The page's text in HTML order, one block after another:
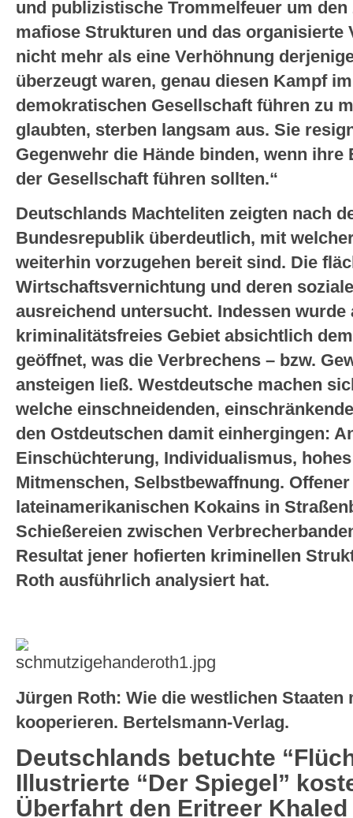
und publizistische Trommelfeuer um
mafiose Strukturen und das organisierte
nicht mehr als eine Verhöhnung
überzeugt waren, genau diesen Kampf
demokratischen Gesellschaft führen zu
glaubten, sterben langsam aus. Sie
Gegenwehr die Hände binden, wenn
der Gesellschaft führen sollten.“
Deutschlands Machteliten zeigten nach
Bundesrepublik überdeutlich, mit
weiterhin vorzugehen bereit sind. Die
Wirtschaftsvernichtung und deren
ausreichend untersucht. Indessen
kriminalitätsfreies Gebiet absichtlich
geöffnet, was die Verbrechens – bzw.
ansteigen ließ. Westdeutsche machen
welche einschneidenden,
den Ostdeutschen damit einhergingen:
Einschüchterung, Individualismus,
Mitmenschen, Selbstbewaffnung.
lateinamerikanischen Kokains in
Schießereien zwischen
Resultat jener hofierten kriminellen
Roth ausführlich analysiert hat.
Jürgen Roth: Wie die westlichen Staaten
kooperieren. Bertelsmann-Verlag.
Deutschlands betuchte
Illustrierte “Der Spiegel”
Überfahrt den Eritreer